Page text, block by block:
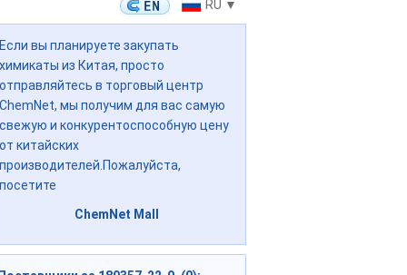
RU ▼
Если вы планируете закупать
химикаты из Китая, просто
отправляйтесь в торговый центр
ChemNet, мы получим для вас самую
свежую и конкурентоспособную цену
от китайских
производителей.Пожалуйста,
посетите
ChemNet Mall